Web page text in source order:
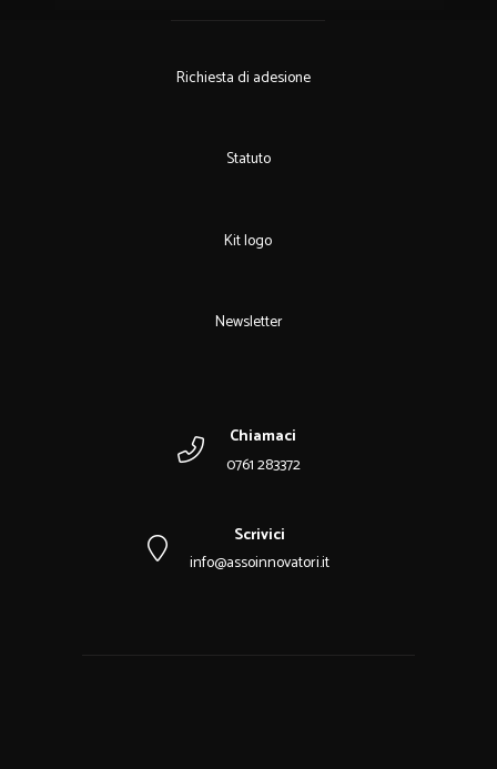
Richiesta di adesione
Statuto
Kit logo
Newsletter
Chiamaci
0761 283372
Scrivici
info@assoinnovatori.it